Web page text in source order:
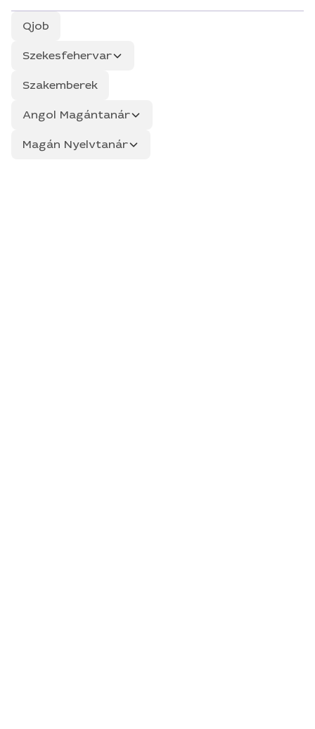
Qjob
Szekesfehervar
Szakemberek
Angol Magántanár
Magán Nyelvtanár